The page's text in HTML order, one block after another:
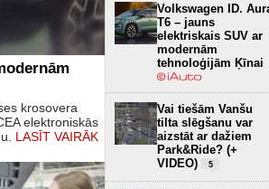
krosovera
elektroniskās
LASĪT VAIRĀK
Volkswagen ID.
T6 – jauns
elektriskais SUV ar
modernām
tehnoloģijām Ķīnai
Vai tiešām Vanšu
tilta slēgšanu var
aizstāt ar dažiem
Park&Ride? (+
VIDEO)
5